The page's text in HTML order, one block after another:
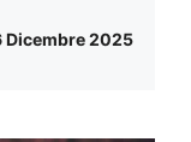
Dicembre 2025